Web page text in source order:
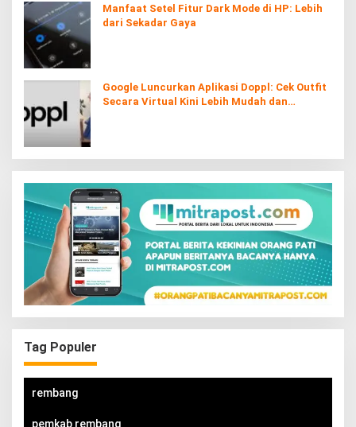
Manfaat Setel Fitur Dark Mode di HP: Lebih
dari Sekadar Gaya
Google Luncurkan Aplikasi Doppl: Cek Outfit
Secara Virtual Kini Lebih Mudah dan
Tag Populer
rembang
pemkab rembang